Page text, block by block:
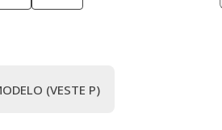
(VESTE P)